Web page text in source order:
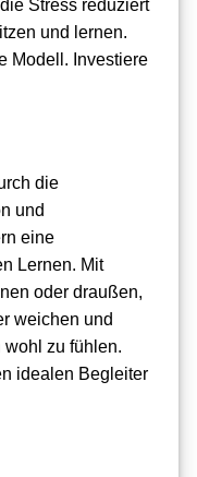
Stress reduziert
und lernen.
Modell. Investiere
die
und
eine
Lernen. Mit
oder draußen,
weichen und
zu fühlen.
idealen Begleiter